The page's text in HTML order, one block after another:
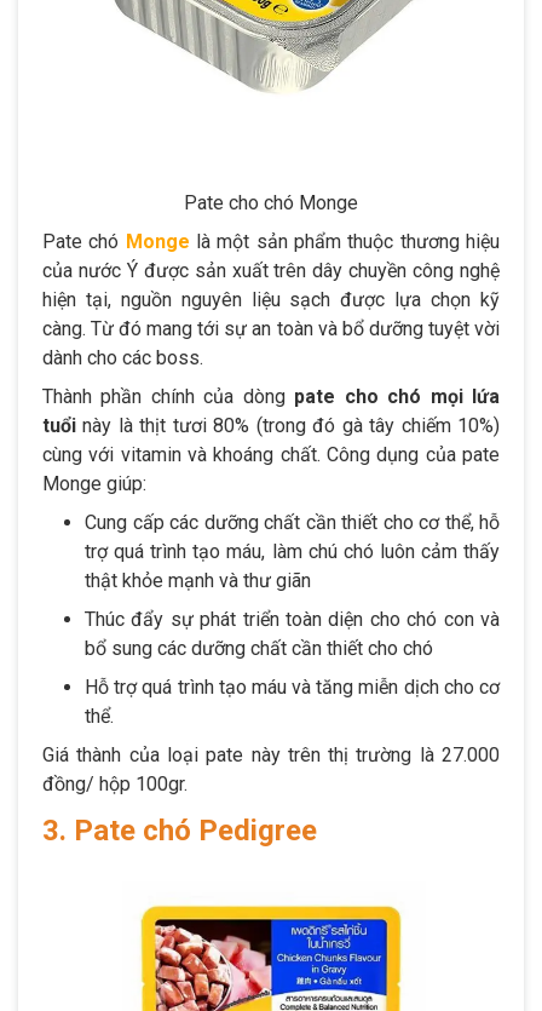
Pate cho chó Monge
Pate chó Monge là một sản phẩm thuộc thương hiệu
của nước Ý được sản xuất trên dây chuyền công nghệ
hiện tại, nguồn nguyên liệu sạch được lựa chọn kỹ
càng. Từ đó mang tới sự an toàn và bổ dưỡng tuyệt vời
dành cho các boss.
Thành phần chính của dòng pate cho chó mọi lứa
tuổi này là thịt tươi 80% (trong đó gà tây chiếm 10%)
cùng với vitamin và khoáng chất. Công dụng của pate
Monge giúp:
Cung cấp các dưỡng chất cần thiết cho cơ thể, hỗ
trợ quá trình tạo máu, làm chú chó luôn cảm thấy
thật khỏe mạnh và thư giãn
Thúc đẩy sự phát triển toàn diện cho chó con và
bổ sung các dưỡng chất cần thiết cho chó
Hỗ trợ quá trình tạo máu và tăng miễn dịch cho cơ
thể.
Giá thành của loại pate này trên thị trường là 27.000
đồng/ hộp 100gr.
3. Pate chó Pedigree